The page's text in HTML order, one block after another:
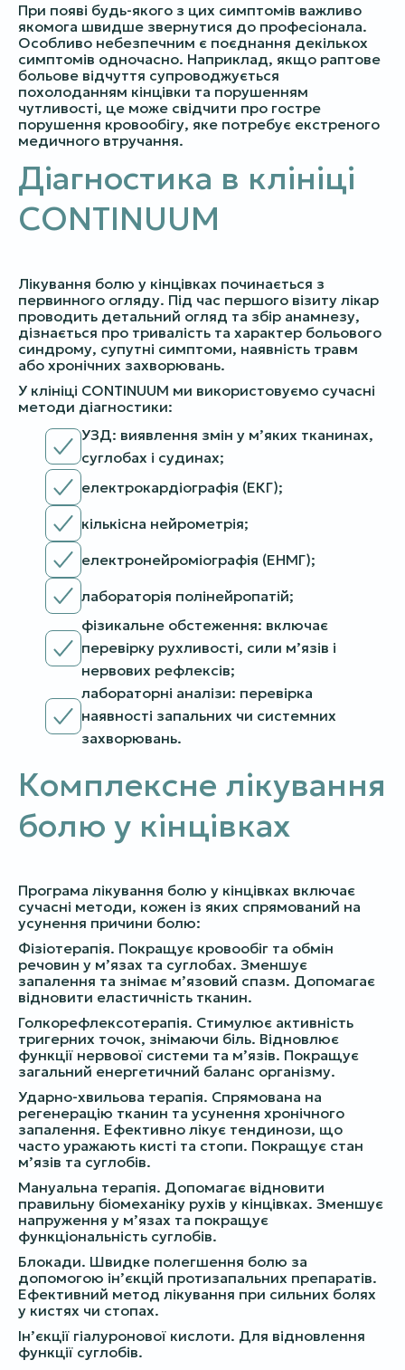
При появі будь-якого з цих симптомів важливо
якомога швидше звернутися до професіонала.
Особливо небезпечним є поєднання декількох
симптомів одночасно. Наприклад, якщо раптове
больове відчуття супроводжується
похолоданням кінцівки та порушенням
чутливості, це може свідчити про гостре
порушення кровообігу, яке потребує екстреного
медичного втручання.
Діагностика в клініці
CONTINUUM
Лікування болю у кінцівках починається з
первинного огляду. Під час першого візиту лікар
проводить детальний огляд та збір анамнезу,
дізнається про тривалість та характер больового
синдрому, супутні симптоми, наявність травм
або хронічних захворювань.
У клініці CONTINUUM ми використовуємо сучасні
методи діагностики:
УЗД: виявлення змін у м’яких тканинах,
суглобах і судинах;
електрокардіографія (ЕКГ);
кількісна нейрометрія;
електронейроміографія (ЕНМГ);
лабораторія полінейропатій;
фізикальне обстеження: включає
перевірку рухливості, сили м’язів і
нервових рефлексів;
лабораторні аналізи: перевірка
наявності запальних чи системних
захворювань.
Комплексне лікування
болю у кінцівках
Програма лікування болю у кінцівках включає
сучасні методи, кожен із яких спрямований на
усунення причини болю:
Фізіотерапія. Покращує кровообіг та обмін
речовин у м’язах та суглобах. Зменшує
запалення та знімає м’язовий спазм. Допомагає
відновити еластичність тканин.
Голкорефлексотерапія. Стимулює активність
тригерних точок, знімаючи біль. Відновлює
функції нервової системи та м’язів. Покращує
загальний енергетичний баланс організму.
Ударно-хвильова терапія. Спрямована на
регенерацію тканин та усунення хронічного
запалення. Ефективно лікує тендинози, що
часто уражають кисті та стопи. Покращує стан
м’язів та суглобів.
Мануальна терапія. Допомагає відновити
правильну біомеханіку рухів у кінцівках. Зменшує
напруження у м’язах та покращує
функціональність суглобів.
Блокади. Швидке полегшення болю за
допомогою ін’єкцій протизапальних препаратів.
Ефективний метод лікування при сильних болях
у кистях чи стопах.
Ін’єкції гіалуронової кислоти. Для відновлення
функції суглобів.